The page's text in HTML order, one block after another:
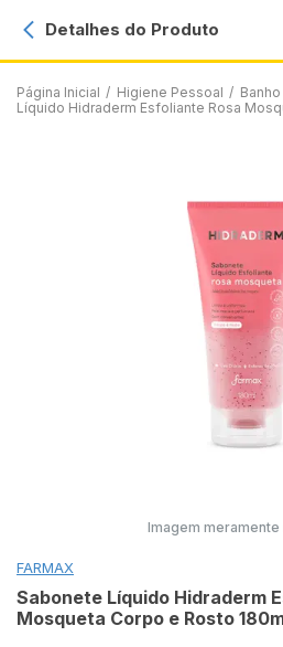
Página Inicial / Higiene Pessoal / Banho
Líquido Hidraderm Esfoliante Rosa
Detalhes do Produto
Imagem meramente
FARMAX
Sabonete Líquido Hidraderm
Mosqueta Corpo e Rosto